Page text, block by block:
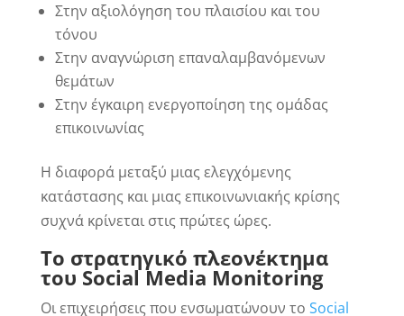
Στην αξιολόγηση του πλαισίου και του
τόνου
Στην αναγνώριση επαναλαμβανόμενων
θεμάτων
Στην έγκαιρη ενεργοποίηση της ομάδας
επικοινωνίας
Η διαφορά μεταξύ μιας ελεγχόμενης
κατάστασης και μιας επικοινωνιακής κρίσης
συχνά κρίνεται στις πρώτες ώρες.
Το στρατηγικό πλεονέκτημα
του Social Media Monitoring
Οι επιχειρήσεις που ενσωματώνουν το Social